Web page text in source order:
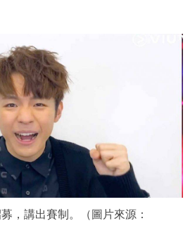
，講出賽制。（圖片來源：